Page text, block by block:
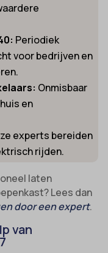
Periodiek
voor bedrijven en
Onmisbaar
en
experts bereiden
rijden.
laten
Lees dan
door een expert.
van